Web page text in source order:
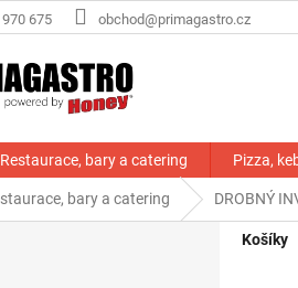
675 obchod@primagastro.cz
Restaurace, bary a catering Pizza,
bary a catering DROBNÝ
Košíky